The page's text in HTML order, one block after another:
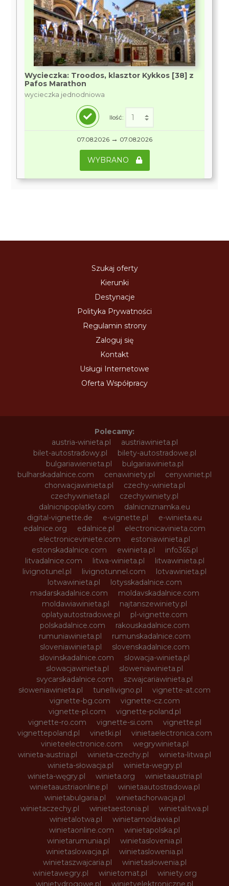
Wycieczka: Troodos, klasztor Kykkos [38] z
Pafos Marathon
wycieczka jednodniowa
Ilość:
07.08.2026 → 07.08.2026
WYBRANO
Szukaj oferty
Kierunki
Destynacje
Polityka Prywatności
Regulamin strony
Zaloguj się
Kontakt
Usługi Internetowe
Oferta Współpracy
Polecamy:
austria-winieta.pl
austriawinieta.pl
bilet-autostradowy.pl
bilety-autostradowe.pl
bulgariawienieta.pl
bulgariawinieta.pl
bulharskadalnice.com
cenawiniety.pl
cenywiniet.pl
chorwacjawinieta.pl
czechy-winieta.pl
czechywinieta.pl
czechywiniety.pl
dalnicnipoplatky.com
dalnicniznamka.eu
digital-vignette.de
e-vignette.pl
e-winieta.eu
edalnice.org
edalnice.pl
electronicavinieta.com
electroniceviniete.com
estoniawinieta.pl
estonskadalnice.com
ewinieta.pl
info365.pl
litvadalnice.com
litwa-winieta.pl
litwawinieta.pl
livignotunel.pl
livignotunnel.com
lotvawinieta.pl
lotwawinieta.pl
lotysskadalnice.com
madarskadalnice.com
moldavskadalnice.com
moldawiawinieta.pl
najtanszewiniety.pl
oplatyautostradowe.pl
pl-vignette.com
polskadalnice.com
rakouskadalnice.com
rumuniawinieta.pl
rumunskadalnice.com
sloveniawinieta.pl
slovenskadalnice.com
slovinskadalnice.com
slowacja-winieta.pl
slowacjawinieta.pl
sloweniawinieta.pl
svycarskadalnice.com
szwajcariawinieta.pl
słoweniawinieta.pl
tunellivigno.pl
vignette-at.com
vignette-bg.com
vignette-cz.com
vignette-pl.com
vignette-poland.pl
vignette-ro.com
vignette-si.com
vignette.pl
vignettepoland.pl
vinetki.pl
vinietaelectronica.com
vinieteelectronice.com
wegrywinieta.pl
winieta-austria.pl
winieta-czechy.pl
winieta-litwa.pl
winieta-słowacja.pl
winieta-wegry.pl
winieta-węgry.pl
winieta.org
winietaaustria.pl
winietaaustriaonline.pl
winietaautostradowa.pl
winietabulgaria.pl
winietachorwacja.pl
winietaczechy.pl
winietaestonia.pl
winietalitwa.pl
winietalotwa.pl
winietamoldawia.pl
winietaonline.com
winietapolska.pl
winietarumunia.pl
winietaslovenia.pl
winietaslowacja.pl
winietaslowenia.pl
winietaszwajcaria.pl
winietasłowenia.pl
winietawegry.pl
winietomat.pl
winiety.org
winietydrogowe.pl
winietyelektroniczne.pl